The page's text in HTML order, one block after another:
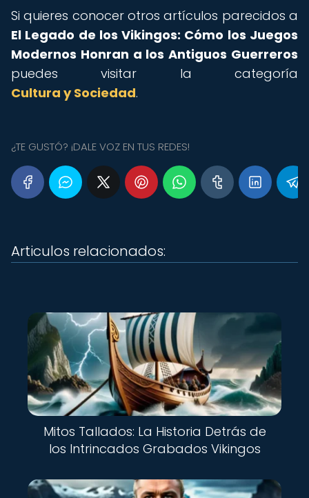
Si quieres conocer otros artículos parecidos a
El Legado de los Vikingos: Cómo los Juegos
Modernos Honran a los Antiguos Guerreros
puedes visitar la categoría
Cultura y Sociedad.
¿TE GUSTÓ? ¡DALE VOZ EN TUS REDES!
Articulos relacionados:
Mitos Tallados: La Historia Detrás de
los Intrincados Grabados Vikingos